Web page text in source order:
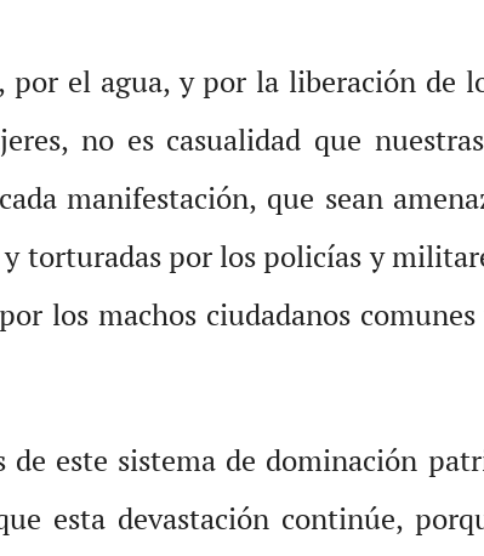
el agua, y por la liberación de
no es casualidad que
manifestación, que sean
torturadas por los policías y
los machos ciudadanos
de este sistema de dominación
esta devastación continúe,